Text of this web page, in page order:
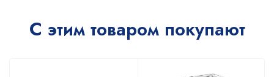
С этим товаром покупают